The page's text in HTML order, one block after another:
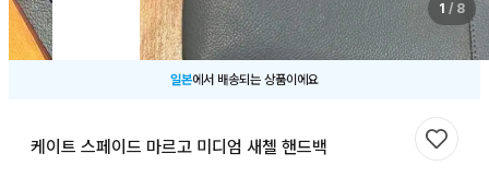
1 / 8
일본에서 배송되는 상품이에요
케이트 스페이드 마르고 미디엄 새첼 핸드백 찜하기